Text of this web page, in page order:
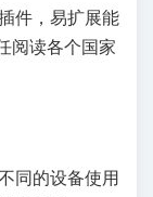
件，易扩展能
阅读各个国家
同的设备使用